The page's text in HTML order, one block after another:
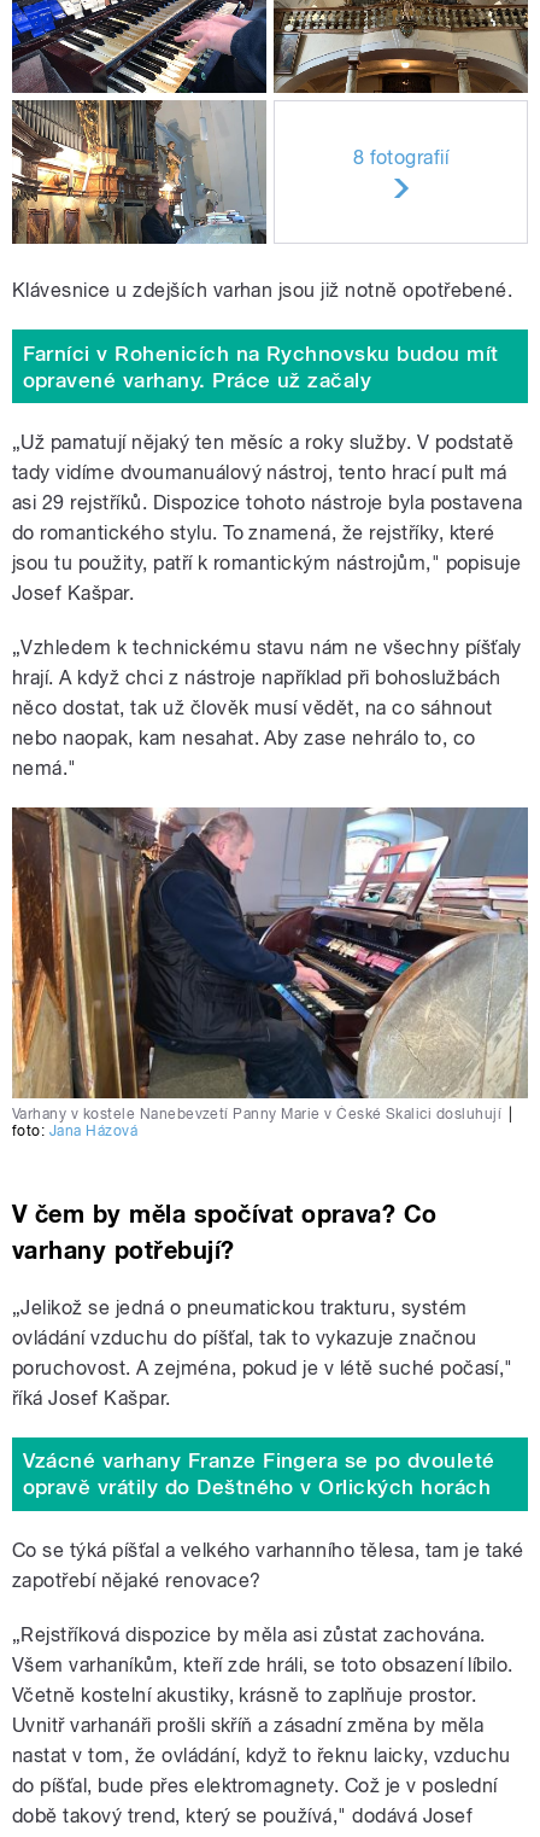
8 fotografií
Klávesnice u zdejších varhan jsou již notně opotřebené.
Farníci v Rohenicích na Rychnovsku budou mít
opravené varhany. Práce už začaly
„Už pamatují nějaký ten měsíc a roky služby. V podstatě
tady vidíme dvoumanuálový nástroj, tento hrací pult má
asi 29 rejstříků. Dispozice tohoto nástroje byla postavena
do romantického stylu. To znamená, že rejstříky, které
jsou tu použity, patří k romantickým nástrojům," popisuje
Josef Kašpar.
„Vzhledem k technickému stavu nám ne všechny píšťaly
hrají. A když chci z nástroje například při bohoslužbách
něco dostat, tak už člověk musí vědět, na co sáhnout
nebo naopak, kam nesahat. Aby zase nehrálo to, co
nemá."
Varhany v kostele Nanebevzetí Panny Marie v České Skalici dosluhují
foto: Jana Házová
V čem by měla spočívat oprava? Co
varhany potřebují?
„Jelikož se jedná o pneumatickou trakturu, systém
ovládání vzduchu do píšťal, tak to vykazuje značnou
poruchovost. A zejména, pokud je v létě suché počasí,"
říká Josef Kašpar.
Vzácné varhany Franze Fingera se po dvouleté
opravě vrátily do Deštného v Orlických horách
Co se týká píšťal a velkého varhanního tělesa, tam je také
zapotřebí nějaké renovace?
„Rejstříková dispozice by měla asi zůstat zachována.
Všem varhaníkům, kteří zde hráli, se toto obsazení líbilo.
Včetně kostelní akustiky, krásně to zaplňuje prostor.
Uvnitř varhanáři prošli skříň a zásadní změna by měla
nastat v tom, že ovládání, když to řeknu laicky, vzduchu
do píšťal, bude přes elektromagnety. Což je v poslední
době takový trend, který se používá," dodává Josef